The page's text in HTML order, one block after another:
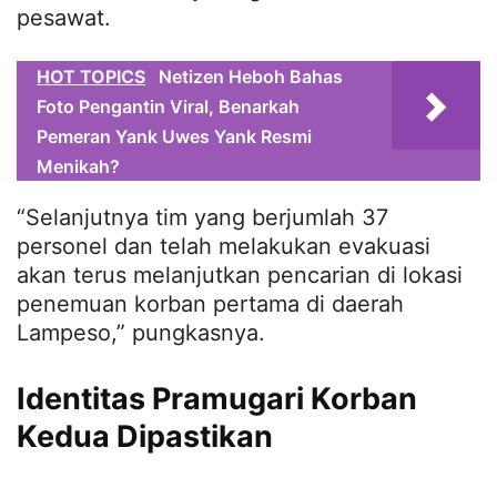
pesawat.
HOT TOPICS
Netizen Heboh Bahas
Foto Pengantin Viral, Benarkah
Pemeran Yank Uwes Yank Resmi
Menikah?
“Selanjutnya tim yang berjumlah 37
personel dan telah melakukan evakuasi
akan terus melanjutkan pencarian di lokasi
penemuan korban pertama di daerah
Lampeso,” pungkasnya.
Identitas Pramugari Korban
Kedua Dipastikan